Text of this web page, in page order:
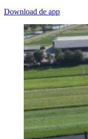
Download de app